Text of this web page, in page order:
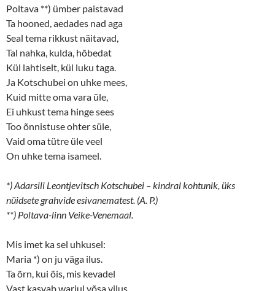
Poltava **) ümber paistavad
Ta hooned, aedades nad aga
Seal tema rikkust näitavad,
Tal nahka, kulda, hõbedat
Kül lahtiselt, kül luku taga.
Ja Kotschubei on uhke mees,
Kuid mitte oma vara üle,
Ei uhkust tema hinge sees
Too õnnistuse ohter süle,
Vaid oma tütre üle veel
On uhke tema isameel.
*) Adarsili Leontjevitsch Kotschubei – kindral kohtunik, üks
nüidsete grahvide esivanematest. (A. P.)
**) Poltava-linn Veike-Venemaal.
Mis imet ka sel uhkusel:
Maria *) on ju väga ilus.
Ta õrn, kui õis, mis kevadel
Vast kasvab warjul võsa vilus.